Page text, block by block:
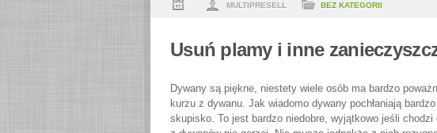
MULTIPRESELL BEZ KATEGORII
Usuń plamy i inne
Dywany są piękne, niestety wiele osób ma bardzo
kurzu z dywanu. Jak wiadomo dywany pochłaniają
skupisko. To jest bardzo niedobre, wyjątkowo jeśli